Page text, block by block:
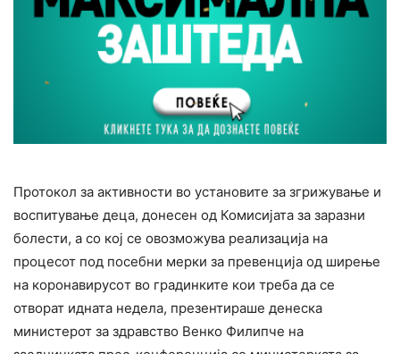
Протокол за активности во установите за згрижување и
воспитување деца, донесен од Комисијата за зapaзни
болecти, а со кој се овозможува реализација на
процесот под посебни мерки за превенциja од ширење
на кopoнавиpycoт во градинките кои треба да се
отворат идната недела, презентираше денеска
министерот за здравство Венко Филипче на